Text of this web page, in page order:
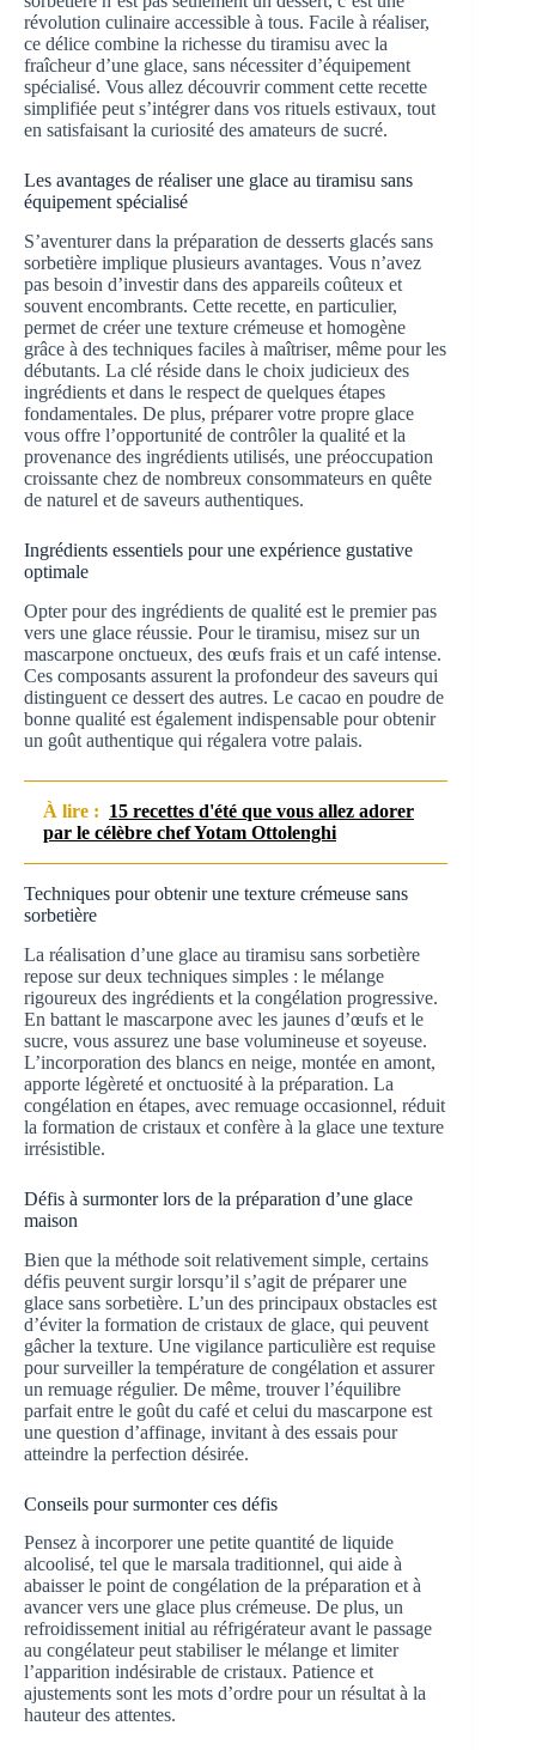
révolution culinaire accessible à tous. Facile à réaliser,
ce délice combine la richesse du tiramisu avec la
fraîcheur d’une glace, sans nécessiter d’équipement
spécialisé. Vous allez découvrir comment cette recette
simplifiée peut s’intégrer dans vos rituels estivaux, tout
en satisfaisant la curiosité des amateurs de sucré.
Les avantages de réaliser une glace au tiramisu sans
équipement spécialisé
S’aventurer dans la préparation de desserts glacés sans
sorbetière implique plusieurs avantages. Vous n’avez
pas besoin d’investir dans des appareils coûteux et
souvent encombrants. Cette recette, en particulier,
permet de créer une texture crémeuse et homogène
grâce à des techniques faciles à maîtriser, même pour les
débutants. La clé réside dans le choix judicieux des
ingrédients et dans le respect de quelques étapes
fondamentales. De plus, préparer votre propre glace
vous offre l’opportunité de contrôler la qualité et la
provenance des ingrédients utilisés, une préoccupation
croissante chez de nombreux consommateurs en quête
de naturel et de saveurs authentiques.
Ingrédients essentiels pour une expérience gustative
optimale
Opter pour des ingrédients de qualité est le premier pas
vers une glace réussie. Pour le tiramisu, misez sur un
mascarpone onctueux, des œufs frais et un café intense.
Ces composants assurent la profondeur des saveurs qui
distinguent ce dessert des autres. Le cacao en poudre de
bonne qualité est également indispensable pour obtenir
un goût authentique qui régalera votre palais.
À lire : 15 recettes d'été que vous allez adorer
par le célèbre chef Yotam Ottolenghi
Techniques pour obtenir une texture crémeuse sans
sorbetière
La réalisation d’une glace au tiramisu sans sorbetière
repose sur deux techniques simples : le mélange
rigoureux des ingrédients et la congélation progressive.
En battant le mascarpone avec les jaunes d’œufs et le
sucre, vous assurez une base volumineuse et soyeuse.
L’incorporation des blancs en neige, montée en amont,
apporte légèreté et onctuosité à la préparation. La
congélation en étapes, avec remuage occasionnel, réduit
la formation de cristaux et confère à la glace une texture
irrésistible.
Défis à surmonter lors de la préparation d’une glace
maison
Bien que la méthode soit relativement simple, certains
défis peuvent surgir lorsqu’il s’agit de préparer une
glace sans sorbetière. L’un des principaux obstacles est
d’éviter la formation de cristaux de glace, qui peuvent
gâcher la texture. Une vigilance particulière est requise
pour surveiller la température de congélation et assurer
un remuage régulier. De même, trouver l’équilibre
parfait entre le goût du café et celui du mascarpone est
une question d’affinage, invitant à des essais pour
atteindre la perfection désirée.
Conseils pour surmonter ces défis
Pensez à incorporer une petite quantité de liquide
alcoolisé, tel que le marsala traditionnel, qui aide à
abaisser le point de congélation de la préparation et à
avancer vers une glace plus crémeuse. De plus, un
refroidissement initial au réfrigérateur avant le passage
au congélateur peut stabiliser le mélange et limiter
l’apparition indésirable de cristaux. Patience et
ajustements sont les mots d’ordre pour un résultat à la
hauteur des attentes.